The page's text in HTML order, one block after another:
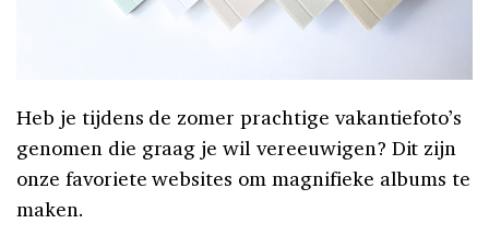
Heb je tijdens de zomer prachtige vakantiefoto’s
genomen die graag je wil vereeuwigen? Dit zijn
onze favoriete websites om magnifieke albums te
maken.